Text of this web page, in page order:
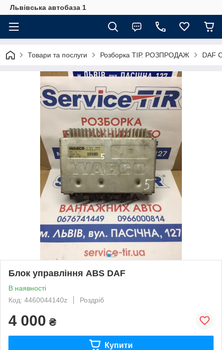
Львівська автобаза 1
Товари та послуги Розборка ТІР. РОЗПРОДАЖ DAF
Блок управління ABS DAF
В наявності
Код: 4460044140z
Роздріб
4 000 ₴
Купити